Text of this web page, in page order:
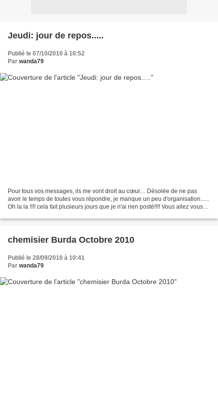
Jeudi: jour de repos.....
Publié le 07/10/2010 à 10:52
Par wanda79
Pour tous vos messages, ils me vont droit au cœur.... Désolée de ne pas
avoir le temps de toutes vous répondre, je manque un peu d'organisation......
Oh la la !!!! cela fait plusieurs jours que je n'ai rien posté!!!! Vous allez vous
chemisier Burda Octobre 2010
Publié le 28/09/2010 à 10:41
Par wanda79